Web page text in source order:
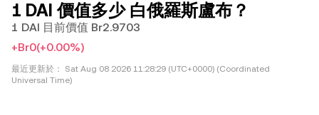
1 DAI 價值多少 白俄羅斯盧布？
1 DAI 目前價值 Br2.9703
+Br0(+0.00%)
最近更新於：
Sat Aug 08 2026 11:28:29 (UTC+0000) (Coordinated
Universal Time)